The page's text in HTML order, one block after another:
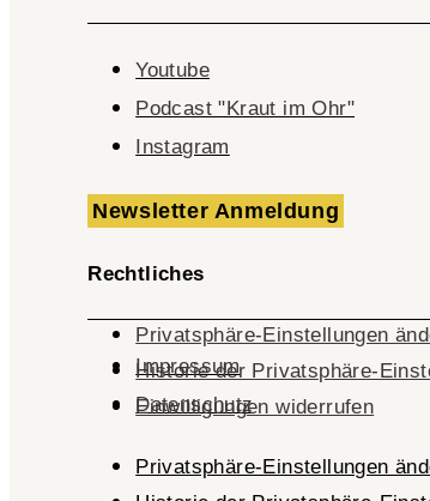
Youtube
Podcast "Kraut im Ohr"
Instagram
Newsletter Anmeldung
Rechtliches
Impressum
Datenschutz
Privatsphäre-Einstellungen
Historie der Privatsphäre-
Einwilligungen widerrufen
Privatsphäre-Einstellungen